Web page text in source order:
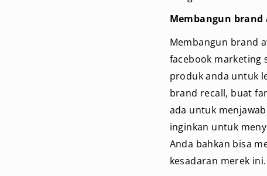
Membangun brand
Membangun brand
facebook marketing
produk anda untuk
brand recall, buat
ada untuk
inginkan untuk
Anda bahkan bisa
kesadaran merek ini.